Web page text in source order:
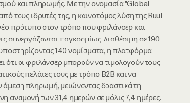
και πληρωμής. Με την ονομασία "Global
τους ιδρυτές της, η καινοτόμος λύση της Ruul
πρότυπο στον τρόπο που φριλάνσερ και
συνεργάζονται παγκοσμίως. Διαθέσιμη σε 190
140 νομίσματα, η πλατφόρμα
ότι οι φριλάνσερ μπορούν να τιμολογούν τους
πελάτες τους με τρόπο B2B και να
άμεση πληρωμή, μειώνοντας δραστικά τη
αναμονή των 31,4 ημερών σε μόλις 7,4 ημέρες.